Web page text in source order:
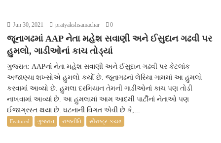
Jun 30, 2021 pratyakshsamachar 0
જૂનાગઢમાં AAP નેતા મહેશ સવાણી અને ઈસુદાન ગઢવી પર
હુમલો, ગાડીઓનાં કાચ તોડ્યાં
ગુજરાત: AAPનાં નેતા મહેશ સવાણી અને ઈસુદાન ગઢવી પર કેટલાંક
અજાણ્યા શખ્સોએ હુમલો કર્યો છે. જૂનાગઢનાં લેરિયા ગામમાં આ હુમલો
કરવામાં આવ્યો છે. હુમલા દરમિયાન તેમની ગાડીઓનાં કાચ પણ તોડી
નાખવામાં આવ્યાં છે. આ હુમલામાં આમ આદમી પાર્ટીનાં નેતાઓ પણ
ઈજાગ્રસ્ત થયા છે. ઘટનાની વિગત એવી છે કે,...
Featured ગુજરાત રાજનીતિ સૌરાષ્ટ્ર-કચ્છ